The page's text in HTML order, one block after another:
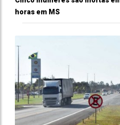
horas em MS